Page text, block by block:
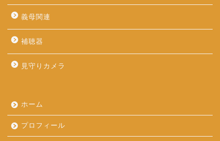
義母関連
補聴器
見守りカメラ
ホーム
プロフィール